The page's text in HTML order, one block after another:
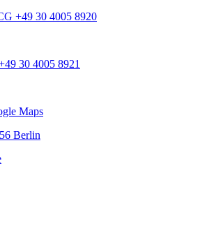
+49 30 4005 8920
30 4005 8921
Maps
Berlin